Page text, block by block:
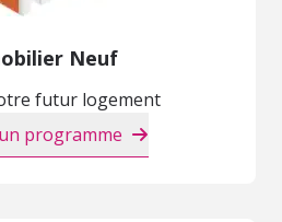
Neuf
futur logement
programme